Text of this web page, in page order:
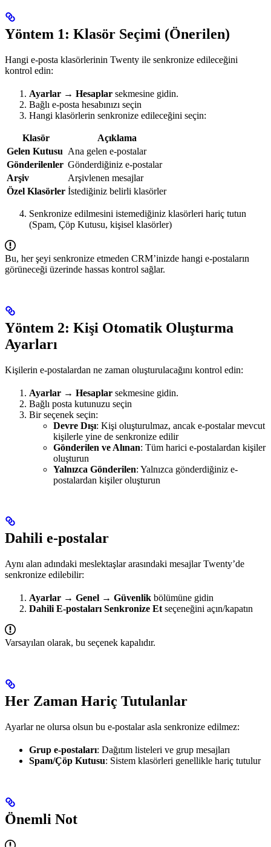
Yöntem 1: Klasör Seçimi (Önerilen)
Hangi e-posta klasörlerinin Twenty ile senkronize edileceğini
kontrol edin:
Ayarlar → Hesaplar sekmesine gidin.
Bağlı e-posta hesabınızı seçin
Hangi klasörlerin senkronize edileceğini seçin:
Klasör
Açıklama
Gelen Kutusu Ana gelen e-postalar
Gönderilenler Gönderdiğiniz e-postalar
Arşiv
Arşivlenen mesajlar
Özel Klasörler İstediğiniz belirli klasörler
Senkronize edilmesini istemediğiniz klasörleri hariç tutun
(Spam, Çöp Kutusu, kişisel klasörler)
Bu, her şeyi senkronize etmeden CRM’inizde hangi e-postaların
görüneceği üzerinde hassas kontrol sağlar.
Yöntem 2: Kişi Otomatik Oluşturma
Ayarları
Kişilerin e-postalardan ne zaman oluşturulacağını kontrol edin:
Ayarlar → Hesaplar sekmesine gidin.
Bağlı posta kutunuzu seçin
Bir seçenek seçin:
Devre Dışı: Kişi oluşturulmaz, ancak e-postalar mevcut
kişilerle yine de senkronize edilir
Gönderilen ve Alınan: Tüm harici e-postalardan kişiler
oluşturun
Yalnızca Gönderilen: Yalnızca gönderdiğiniz e-
postalardan kişiler oluşturun
Dahili e-postalar
Aynı alan adındaki meslektaşlar arasındaki mesajlar Twenty’de
senkronize edilebilir:
Ayarlar → Genel → Güvenlik bölümüne gidin
Dahili E-postaları Senkronize Etseçeneğini açın/kapatın
Varsayılan olarak, bu seçenek kapalıdır.
Her Zaman Hariç Tutulanlar
Ayarlar ne olursa olsun bu e-postalar asla senkronize edilmez:
Grup e-postaları: Dağıtım listeleri ve grup mesajları
Spam/Çöp Kutusu: Sistem klasörleri genellikle hariç tutulur
Önemli Not